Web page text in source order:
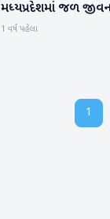
રાષ્ટ્રીય
મધ્‍યપ્રદેશમાં જળ
1 વર્ષ પહેલા
1